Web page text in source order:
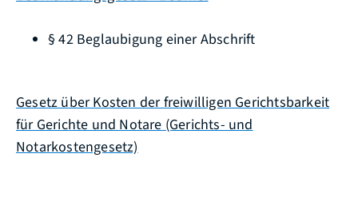
§ 42 Beglaubigung einer Abschrift
Gesetz über Kosten der freiwilligen Gerichtsbarkeit
für Gerichte und Notare (Gerichts- und
Notarkostengesetz)